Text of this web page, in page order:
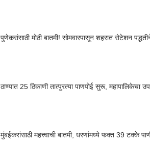
पुणेकरांसाठी मोठी बातमी! सोमवारपासून शहरात रोटेशन
ठाण्यात 25 ठिकाणी तात्पुरत्या पाणपोई सुरू, महापालिकेचा
मुंबईकरांसाठी महत्त्वाची बातमी, धरणांमध्ये फक्त 39 टक्के